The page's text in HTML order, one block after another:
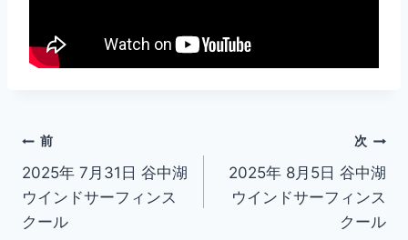
投
稿
ナ
前
2025年 7月31日 谷中湖
ウインドサーフィンス
クール
次
2025年 8月5日 谷中湖
ウインドサーフィンス
クール